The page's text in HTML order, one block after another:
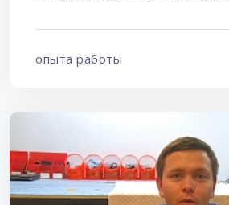
опыта работы